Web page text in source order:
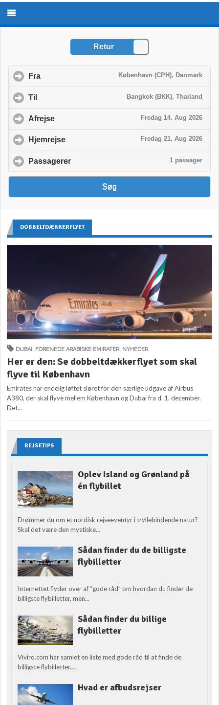
DOBBELTDÆKKERFLYET
DUBAI , FORENEDE ARABISKE EMIRATER, NYHEDER
Her er den: Se dobbeltdækkerflyet som skal
flyve til København
Emirates har endelig løftet sløret for den særlige udgave af Airbus
A380, der skal flyve mellem København og Dubai fra d. 1. december.
Det...
REJSETIPS
Oplev Island og Grønland på
én flybillet
Drømmer du om et nordisk rejseeventyr i tryllebindende natur?
Skal det være den mystiske...
Sådan finder du de billigste
flybilletter
Internettet flyder over af “gode råd” om hvordan du finder de
billigste flybilletter, men...
Sådan finder du billige
flybilletter
Viviro.com har samlet en liste med gode råd til at finde de
billigste flybilletter....
Hvad er afbudsrejser